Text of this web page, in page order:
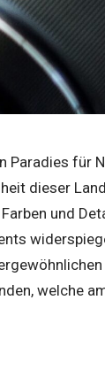
Paradies für
dieser
und
welche